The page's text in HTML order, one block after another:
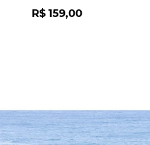
R$ 159,00